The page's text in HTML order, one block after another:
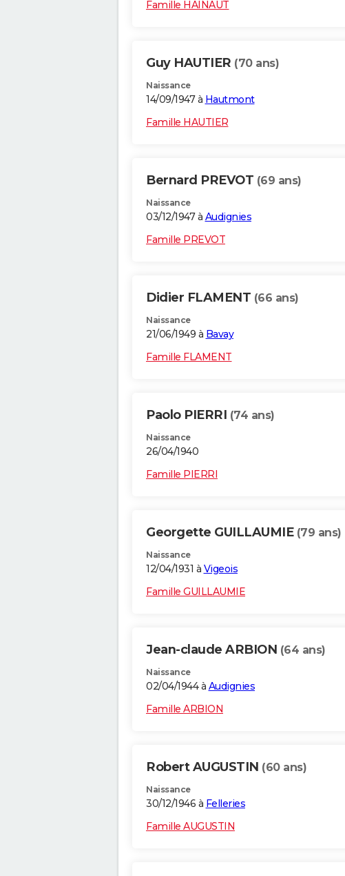
Famille HAINAUT
Guy HAUTIER (70 ans)
Naissance
14/09/1947 à Hautmont
Famille HAUTIER
Bernard PREVOT (69 ans)
Naissance
03/12/1947 à Audignies
Famille PREVOT
Didier FLAMENT (66 ans)
Naissance
21/06/1949 à Bavay
Famille FLAMENT
Paolo PIERRI (74 ans)
Naissance
26/04/1940
Famille PIERRI
Georgette GUILLAUMIE (79 ans)
Naissance
12/04/1931 à Vigeois
Famille GUILLAUMIE
Jean-claude ARBION (64 ans)
Naissance
02/04/1944 à Audignies
Famille ARBION
Robert AUGUSTIN (60 ans)
Naissance
30/12/1946 à Felleries
Famille AUGUSTIN